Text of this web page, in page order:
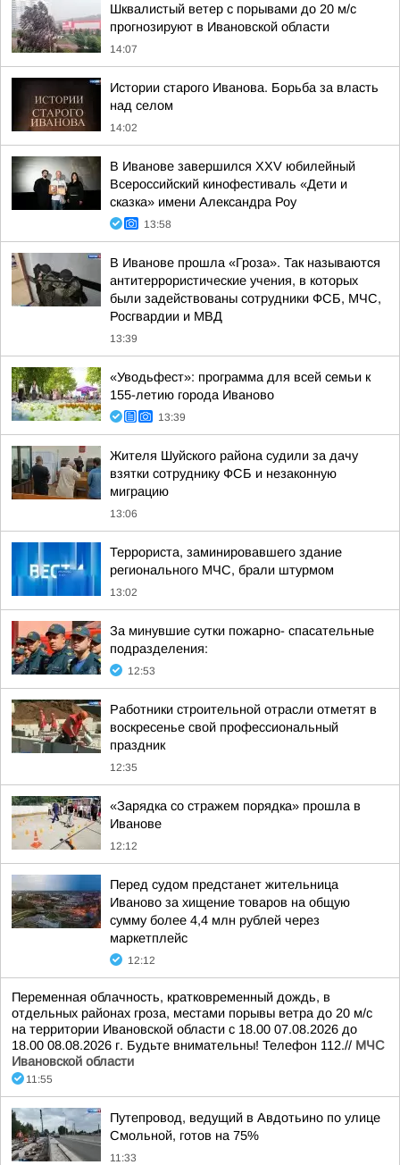
Шквалистый ветер с порывами до 20 м/с
прогнозируют в Ивановской области
14:07
Истории старого Иванова. Борьба за власть
над селом
14:02
В Иванове завершился XXV юбилейный
Всероссийский кинофестиваль «Дети и
сказка» имени Александра Роу
13:58
В Иванове прошла «Гроза». Так называются
антитеррористические учения, в которых
были задействованы сотрудники ФСБ, МЧС,
Росгвардии и МВД
13:39
«Уводьфест»: программа для всей семьи к
155-летию города Иваново
13:39
Жителя Шуйского района судили за дачу
взятки сотруднику ФСБ и незаконную
миграцию
13:06
Террориста, заминировавшего здание
регионального МЧС, брали штурмом
13:02
За минувшие сутки пожарно- спасательные
подразделения:
12:53
Работники строительной отрасли отметят в
воскресенье свой профессиональный
праздник
12:35
«Зарядка со стражем порядка» прошла в
Иванове
12:12
Перед судом предстанет жительница
Иваново за хищение товаров на общую
сумму более 4,4 млн рублей через
маркетплейс
12:12
Переменная облачность, кратковременный дождь, в
отдельных районах гроза, местами порывы ветра до 20 м/с
на территории Ивановской области с 18.00 07.08.2026 до
18.00 08.08.2026 г. Будьте внимательны! Телефон 112.// МЧС
Ивановской области
11:55
Путепровод, ведущий в Авдотьино по улице
Смольной, готов на 75%
11:33